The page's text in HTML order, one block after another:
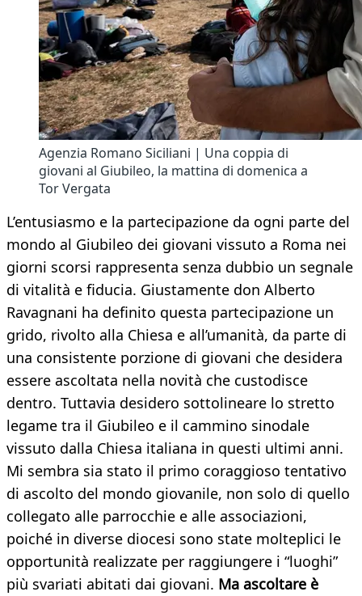
Agenzia Romano Siciliani | Una coppia di
giovani al Giubileo, la mattina di domenica a
Tor Vergata
L’entusiasmo e la partecipazione da ogni parte del
mondo al Giubileo dei giovani vissuto a Roma nei
giorni scorsi rappresenta senza dubbio un segnale
di vitalità e fiducia. Giustamente don Alberto
Ravagnani ha definito questa partecipazione un
grido, rivolto alla Chiesa e all’umanità, da parte di
una consistente porzione di giovani che desidera
essere ascoltata nella novità che custodisce
dentro. Tuttavia desidero sottolineare lo stretto
legame tra il Giubileo e il cammino sinodale
vissuto dalla Chiesa italiana in questi ultimi anni.
Mi sembra sia stato il primo coraggioso tentativo
di ascolto del mondo giovanile, non solo di quello
collegato alle parrocchie e alle associazioni,
poiché in diverse diocesi sono state molteplici le
opportunità realizzate per raggiungere i “luoghi”
più svariati abitati dai giovani. Ma ascoltare è